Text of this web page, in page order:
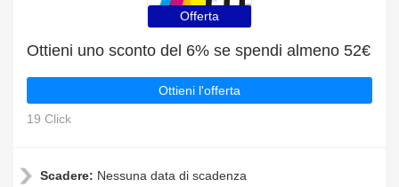
Offerta
Ottieni uno sconto del 6% se spendi almeno 52€
Ottieni l'offerta
19 Click
Scadere: Nessuna data di scadenza